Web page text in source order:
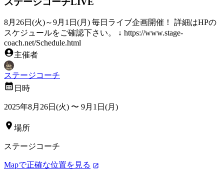
8月26日(火)～9月1日(月) 毎日ライブ企画開催！ 詳細はHPの
スケジュールをご確認下さい。 ↓ https://www.stage-
coach.net/Schedule.html
主催者
ステージコーチ
日時
2025年8月26日(火) 〜 9月1日(月)
場所
ステージコーチ
Mapで正確な位置を見る